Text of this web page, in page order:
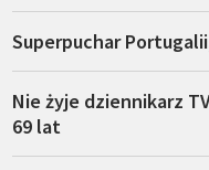
Superpuchar
Nie żyje dziennikarz
69 lat